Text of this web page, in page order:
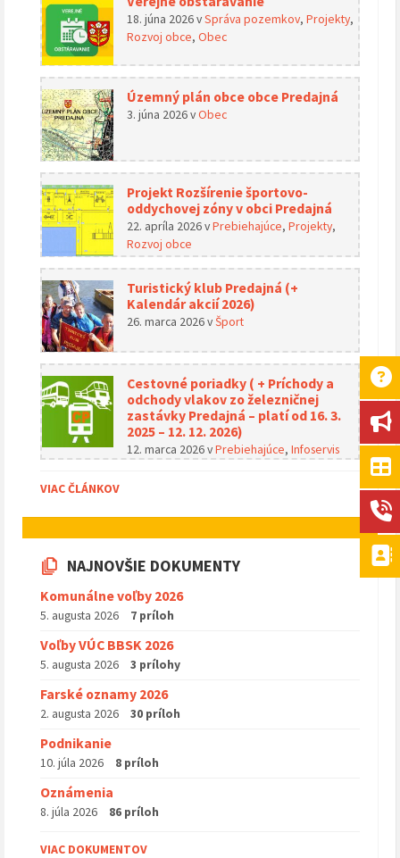
18. júna 2026vSpráva pozemkov, Projekty,
Rozvoj obce, Obec
Územný plán obce obce Predajná
3. júna 2026vObec
Projekt Rozšírenie športovo-
oddychovej zóny v obci Predajná
22. apríla 2026vPrebiehajúce, Projekty,
Rozvoj obce
Turistický klub Predajná (+
Kalendár akcií 2026)
26. marca 2026vŠport
Cestovné poriadky ( + Príchody a
odchody vlakov zo železničnej
zastávky Predajná – platí od 16. 3.
2025 – 12. 12. 2026)
12. marca 2026vPrebiehajúce, Infoservis
VIAC ČLÁNKOV
NAJNOVŠIE DOKUMENTY
Komunálne voľby 2026
5. augusta 2026 7 príloh
Voľby VÚC BBSK 2026
5. augusta 2026 3 prílohy
Farské oznamy 2026
2. augusta 2026 30 príloh
Podnikanie
10. júla 2026 8 príloh
Oznámenia
8. júla 2026 86 príloh
VIAC DOKUMENTOV